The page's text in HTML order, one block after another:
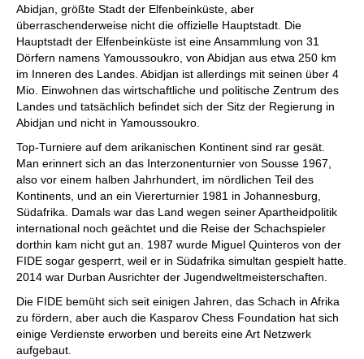
Abidjan, größte Stadt der Elfenbeinküste, aber
überraschenderweise nicht die offizielle Hauptstadt. Die
Hauptstadt der Elfenbeinküste ist eine Ansammlung von 31
Dörfern namens Yamoussoukro, von Abidjan aus etwa 250 km
im Inneren des Landes. Abidjan ist allerdings mit seinen über 4
Mio. Einwohnen das wirtschaftliche und politische Zentrum des
Landes und tatsächlich befindet sich der Sitz der Regierung in
Abidjan und nicht in Yamoussoukro.
Top-Turniere auf dem arikanischen Kontinent sind rar gesät.
Man erinnert sich an das Interzonenturnier von Sousse 1967,
also vor einem halben Jahrhundert, im nördlichen Teil des
Kontinents, und an ein Viererturnier 1981 in Johannesburg,
Südafrika. Damals war das Land wegen seiner Apartheidpolitik
international noch geächtet und die Reise der Schachspieler
dorthin kam nicht gut an. 1987 wurde Miguel Quinteros von der
FIDE sogar gesperrt, weil er in Südafrika simultan gespielt hatte.
2014 war Durban Ausrichter der Jugendweltmeisterschaften.
Die FIDE bemüht sich seit einigen Jahren, das Schach in Afrika
zu fördern, aber auch die Kasparov Chess Foundation hat sich
einige Verdienste erworben und bereits eine Art Netzwerk
aufgebaut.